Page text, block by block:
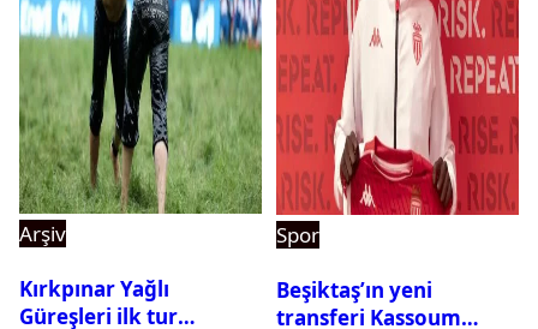
Arşiv
Kırkpınar Yağlı
Güreşleri ilk tur
Spor
Beşiktaş’ın yeni
transferi Kassoum